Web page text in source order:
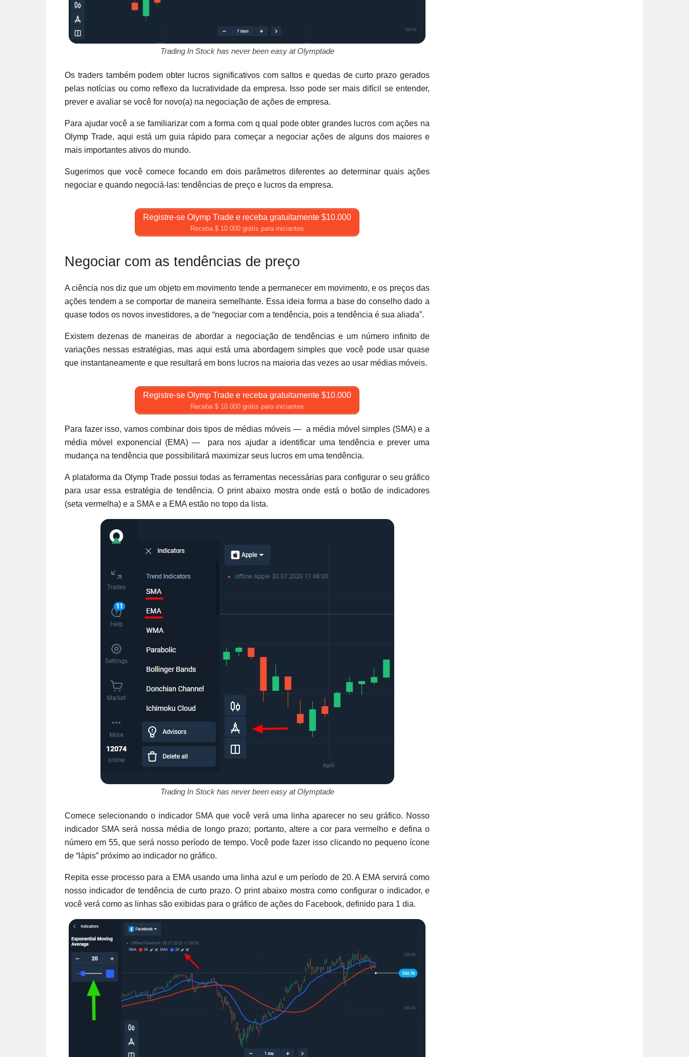
Trading In Stock has never been easy at Olymptade
Os traders também podem obter lucros significativos com saltos e quedas de curto prazo gerados
pelas notícias ou como reflexo da lucratividade da empresa. Isso pode ser mais difícil se entender,
prever e avaliar se você for novo(a) na negociação de ações de empresa.
Para ajudar você a se familiarizar com a forma com q qual pode obter grandes lucros com ações na
Olymp Trade, aqui está um guia rápido para começar a negociar ações de alguns dos maiores e
mais importantes ativos do mundo.
Sugerimos que você comece focando em dois parâmetros diferentes ao determinar quais ações
negociar e quando negociá-las: tendências de preço e lucros da empresa.
Registre-se Olymp Trade e receba gratuitamente $10.000
Receba $ 10.000 grátis para iniciantes
Negociar com as tendências de preço
A ciência nos diz que um objeto em movimento tende a permanecer em movimento, e os preços das
ações tendem a se comportar de maneira semelhante. Essa ideia forma a base do conselho dado a
quase todos os novos investidores, a de “negociar com a tendência, pois a tendência é sua aliada”.
Existem dezenas de maneiras de abordar a negociação de tendências e um número infinito de
variações nessas estratégias, mas aqui está uma abordagem simples que você pode usar quase
que instantaneamente e que resultará em bons lucros na maioria das vezes ao usar médias móveis.
Registre-se Olymp Trade e receba gratuitamente $10.000
Receba $ 10.000 grátis para iniciantes
Para fazer isso, vamos combinar dois tipos de médias móveis — a média móvel simples (SMA) e a
média móvel exponencial (EMA) — para nos ajudar a identificar uma tendência e prever uma
mudança na tendência que possibilitará maximizar seus lucros em uma tendência.
A plataforma da Olymp Trade possui todas as ferramentas necessárias para configurar o seu gráfico
para usar essa estratégia de tendência. O print abaixo mostra onde está o botão de indicadores
(seta vermelha) e a SMA e a EMA estão no topo da lista.
Trading In Stock has never been easy at Olymptade
Comece selecionando o indicador SMA que você verá uma linha aparecer no seu gráfico. Nosso
indicador SMA será nossa média de longo prazo; portanto, altere a cor para vermelho e defina o
número em 55, que será nosso período de tempo. Você pode fazer isso clicando no pequeno ícone
de “lápis” próximo ao indicador no gráfico.
Repita esse processo para a EMA usando uma linha azul e um período de 20. A EMA servirá como
nosso indicador de tendência de curto prazo. O print abaixo mostra como configurar o indicador, e
você verá como as linhas são exibidas para o gráfico de ações do Facebook, definido para 1 dia.